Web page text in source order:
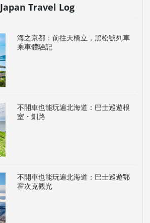
Japan Travel Log
海之京都：前往天橋立，黑松號列車
乘車體驗記
不開車也能玩遍北海道：巴士巡遊根
室・釧路
不開車也能玩遍北海道：巴士巡遊鄂
霍次克觀光